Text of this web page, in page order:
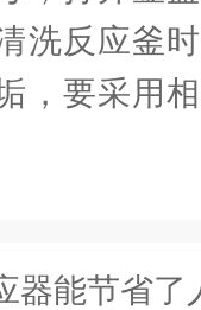
洗反应釜
，要采用
器能节省了